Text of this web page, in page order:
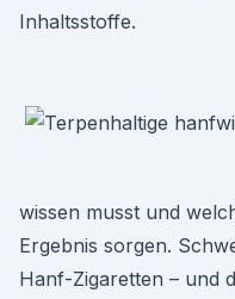
Inhaltsstoffe.
wissen musst und
Ergebnis sorgen.
Hanf-Zigaretten – und